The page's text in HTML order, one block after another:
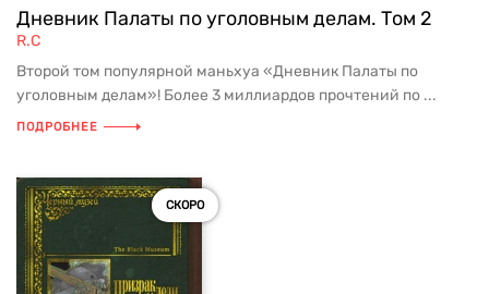
Дневник Палаты по уголовным делам. Том 2
R.C
Второй том популярной маньхуа «Дневник Палаты по
уголовным делам»! Более 3 миллиардов прочтений по ...
ПОДРОБНЕЕ
СКОРО